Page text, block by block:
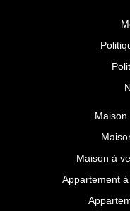
Maison
Maison à
Appartement